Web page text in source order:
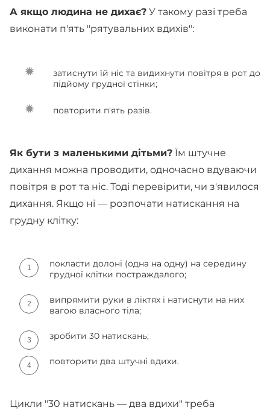
А якщо людина не дихає? У такому разі треба
виконати п'ять "рятувальних вдихів":
затиснути їй ніс та видихнути повітря в рот до
підйому грудної стінки;
повторити п'ять разів.
Як бути з маленькими дітьми? Їм штучне
дихання можна проводити, одночасно вдуваючи
повітря в рот та ніс. Тоді перевірити, чи з'явилося
дихання. Якщо ні — розпочати натискання на
грудну клітку:
покласти долоні (одна на одну) на середину
грудної клітки постраждалого;
випрямити руки в ліктях і натиснути на них
вагою власного тіла;
зробити 30 натискань;
повторити два штучні вдихи.
Цикли "30 натискань — два вдихи" треба